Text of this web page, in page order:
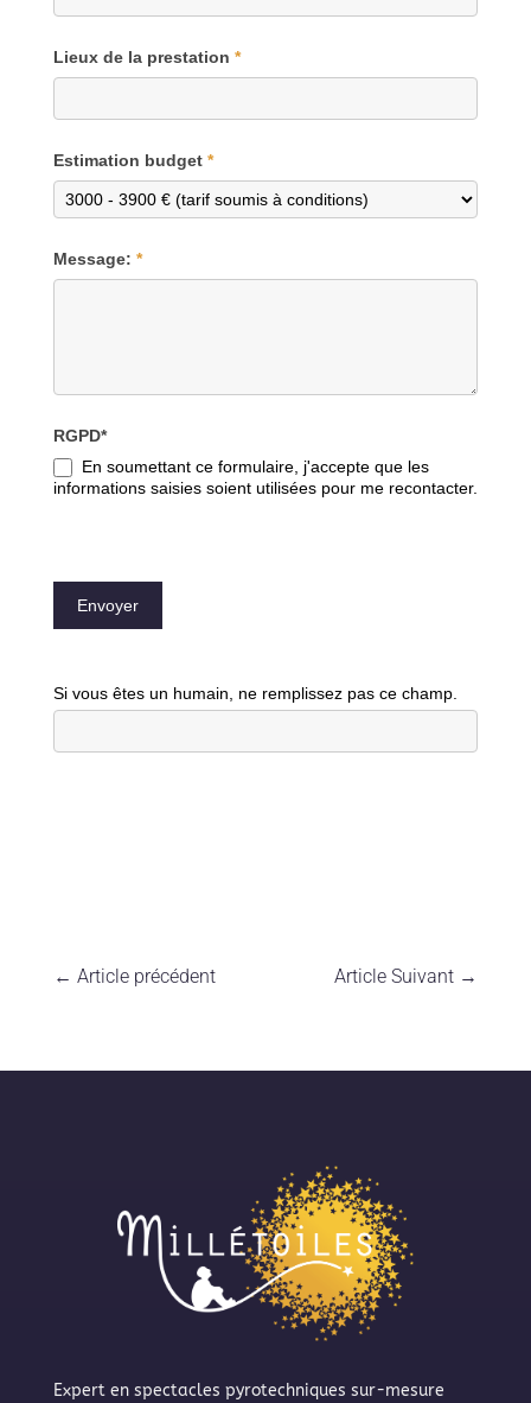
Lieux de la prestation *
Estimation budget *
Message: *
RGPD*
En soumettant ce formulaire, j'accepte que les
informations saisies soient utilisées pour me recontacter.
Envoyer
Si vous êtes un humain, ne remplissez pas ce champ.
← Article précédent Article Suivant →
Expert en spectacles pyrotechniques sur-mesure